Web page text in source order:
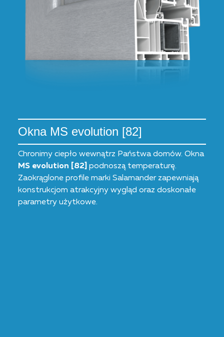
Okna MS evolution [82]
Chronimy ciepło wewnątrz Państwa domów. Okna
MS evolution [82]
podnoszą temperaturę.
Zaokrąglone profile marki Salamander zapewniają
konstrukcjom atrakcyjny wygląd oraz doskonałe
parametry użytkowe.